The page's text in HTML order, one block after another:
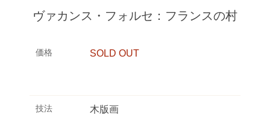
ヴァカンス・フォルセ：フランスの村
価格 SOLD OUT
技法 木版画